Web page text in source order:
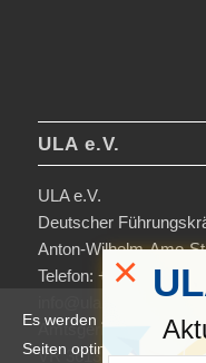
ULA e.V.
ULA e.V.
Deutscher
Anton-Wilhelm-Amo-
Telefon: +49 30-
Amtsgericht
VR 36138 B
Es werden auf dieser
Seiten optimiert
×